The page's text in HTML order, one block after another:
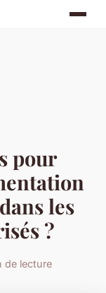
pour
les
?
de lecture